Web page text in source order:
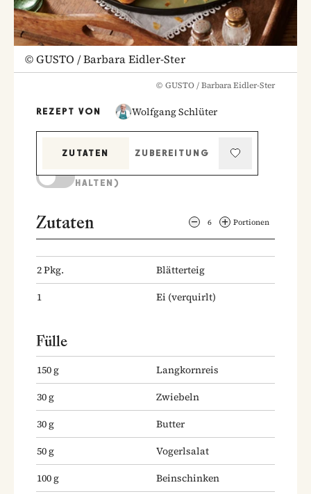
©GUSTO / Barbara Eidler-Ster
© GUSTO / Barbara Eidler-Ster
REZEPT VON Wolfgang Schlüter
ZUTATEN
ZUBEREITUNG
HALTEN)
Zutaten 6 Portionen
2Pkg.
Blätterteig
1
Ei (verquirlt)
Fülle
150g
Langkornreis
30g
Zwiebeln
30g
Butter
50g
Vogerlsalat
100g
Beinschinken